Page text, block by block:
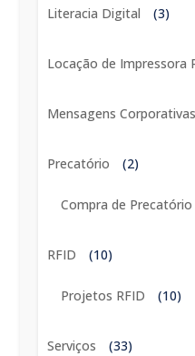
Literacia Digital (3)
Locação de Impressora
Mensagens Corporativas
Precatório (2)
Compra de Precatório
RFID (10)
Projetos RFID (10)
Serviços (33)